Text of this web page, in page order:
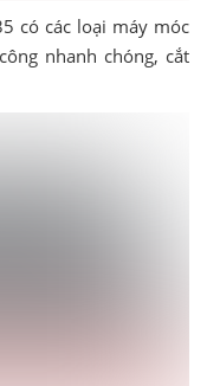
có các loại máy móc
nhanh chóng, cắt